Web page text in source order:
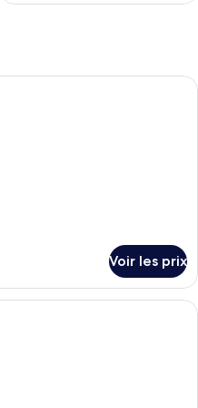
Une chambre d’hôtel avec un
Voir les prix
Une chambre d’hôtel avec un lit